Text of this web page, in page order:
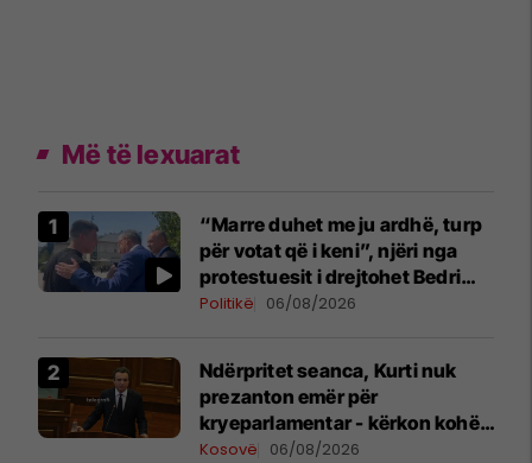
Më të lexuarat
“Marre duhet me ju ardhë, turp
për votat që i keni”, njëri nga
protestuesit i drejtohet Bedri
Hamzës
Politikë 06/08/2026
Ndërpritet seanca, Kurti nuk
prezanton emër për
kryeparlamentar - kërkon kohë
shtesë për marrëveshje politike
Kosovë 06/08/2026